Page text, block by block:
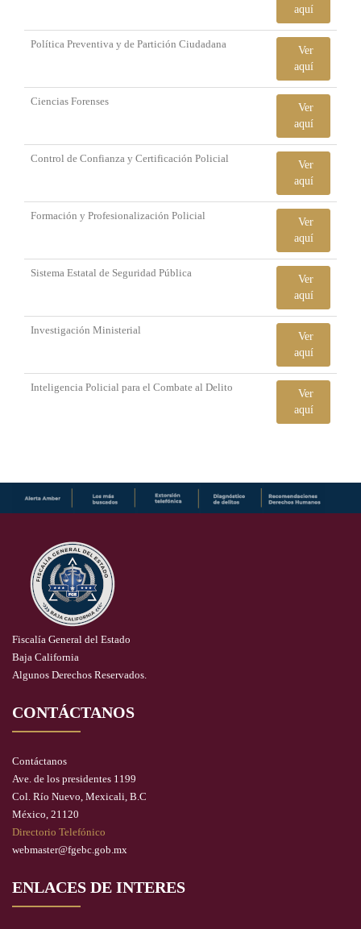
aquí
Política Preventiva y de Partición Ciudadana
Ver
aquí
Ciencias Forenses
Ver
aquí
Control de Confianza y Certificación Policial
Ver
aquí
Formación y Profesionalización Policial
Ver
aquí
Sistema Estatal de Seguridad Pública
Ver
aquí
Investigación Ministerial
Ver
aquí
Inteligencia Policial para el Combate al Delito
Ver
aquí
Fiscalía General del Estado
Baja California
Algunos Derechos Reservados.
CONTÁCTANOS
Contáctanos
Ave. de los presidentes 1199
Col. Río Nuevo, Mexicali, B.C
México, 21120
Directorio Telefónico
webmaster@fgebc.gob.mx
ENLACES DE INTERES